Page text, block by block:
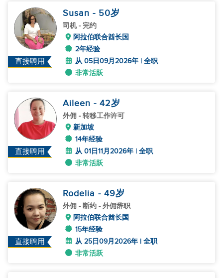
直接聘用
Susan - 50岁
司机- 完约
阿拉伯联合酋长国
2年经验
从 05日09月2026年 | 全职
非常活跃
直接聘用
Aileen - 42岁
外佣 - 转移工作许可
新加坡
14年经验
从 01日11月2026年 | 全职
非常活跃
直接聘用
Rodelia - 49岁
外佣 - 断约 - 外佣辞职
阿拉伯联合酋长国
15年经验
从 25日09月2026年 | 全职
非常活跃